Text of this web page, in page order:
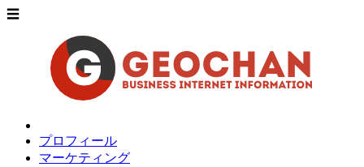
☰
プロフィール
マーケティング